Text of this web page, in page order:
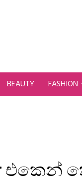
BEAUTY FASHION
එකෙන්